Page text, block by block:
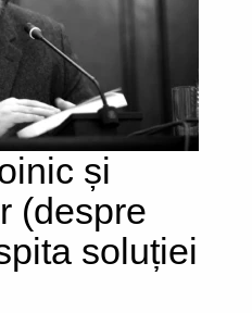
și
(despre
soluției